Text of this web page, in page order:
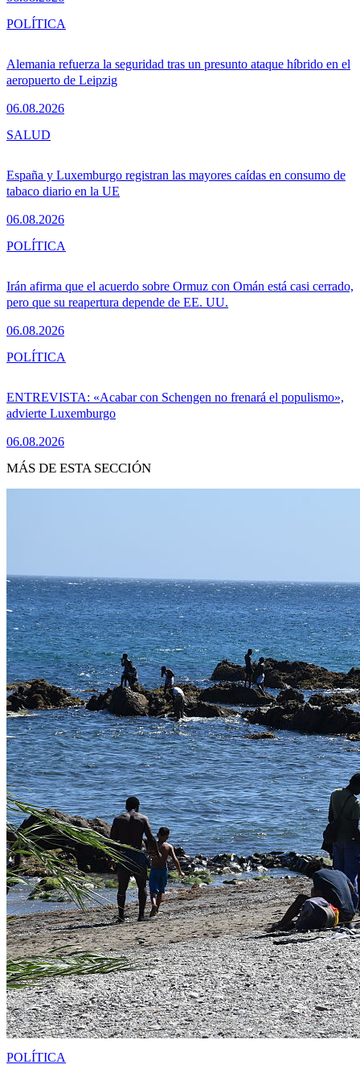
Alemania refuerza la seguridad tras un presunto ataque híbrido en el
aeropuerto de Leipzig
06.08.2026
POLÍTICA
España y Luxemburgo registran las mayores caídas en consumo de
tabaco diario en la UE
06.08.2026
SALUD
Irán afirma que el acuerdo sobre Ormuz con Omán está casi cerrado,
pero que su reapertura depende de EE. UU.
06.08.2026
POLÍTICA
ENTREVISTA: «Acabar con Schengen no frenará el populismo»,
advierte Luxemburgo
06.08.2026
POLÍTICA
MÁS DE ESTA SECCIÓN
POLÍTICA